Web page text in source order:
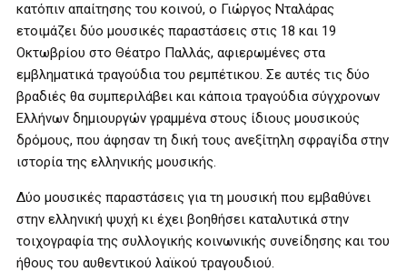
κατόπιν απαίτησης του κοινού, ο Γιώργος Νταλάρας
ετοιμάζει δύο μουσικές παραστάσεις στις 18 και 19
Οκτωβρίου στο Θέατρο Παλλάς, αφιερωμένες στα
εμβληματικά τραγούδια του ρεμπέτικου. Σε αυτές τις δύο
βραδιές θα συμπεριλάβει και κάποια τραγούδια σύγχρονων
Ελλήνων δημιουργών γραμμένα στους ίδιους μουσικούς
δρόμους, που άφησαν τη δική τους ανεξίτηλη σφραγίδα στην
ιστορία της ελληνικής μουσικής.
Δύο μουσικές παραστάσεις για τη μουσική που εμβαθύνει
στην ελληνική ψυχή κι έχει βοηθήσει καταλυτικά στην
τοιχογραφία της συλλογικής κοινωνικής συνείδησης και του
ήθους του αυθεντικού λαϊκού τραγουδιού.